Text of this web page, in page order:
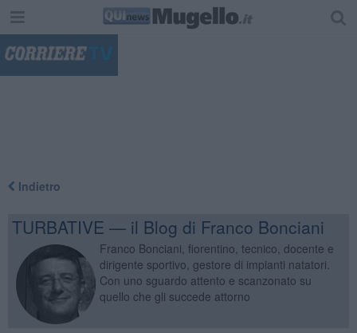
Indietro
TURBATIVE — il Blog di Franco Bonciani
Franco Bonciani, fiorentino, tecnico, docente e
dirigente sportivo, gestore di impianti natatori.
Con uno sguardo attento e scanzonato su
quello che gli succede attorno